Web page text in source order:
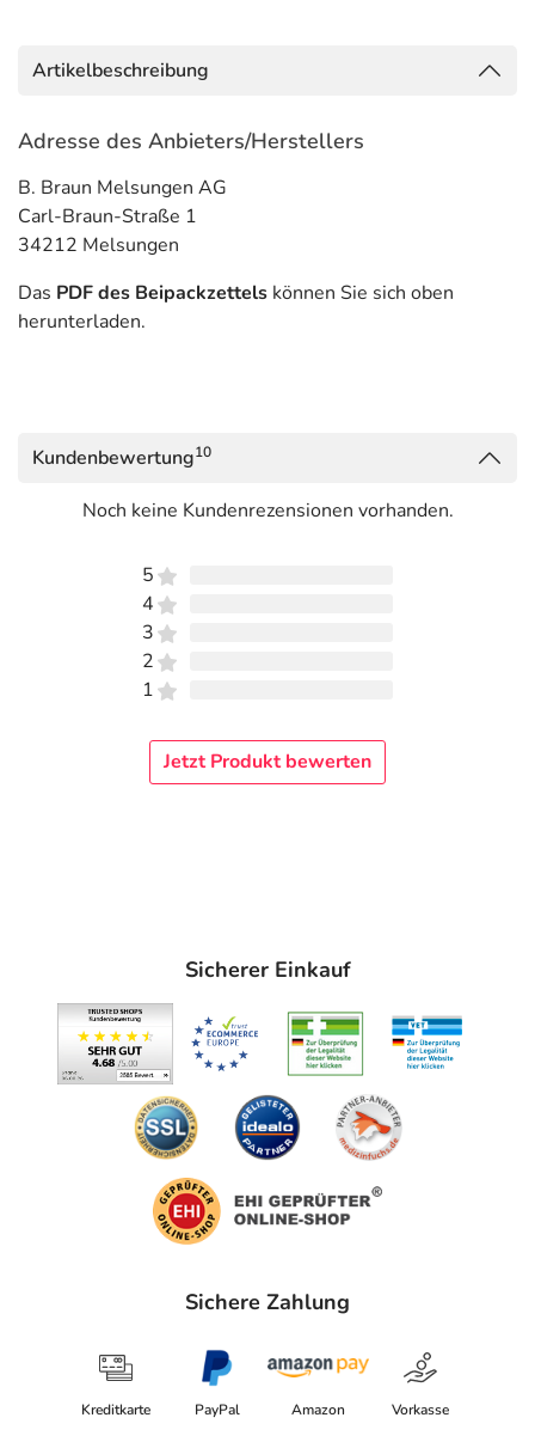
Artikelbeschreibung
Adresse des Anbieters/Herstellers
B. Braun Melsungen AG
Carl-Braun-Straße 1
34212 Melsungen
Das PDF des Beipackzettels können Sie sich oben
herunterladen.
Kundenbewertung10
Noch keine Kundenrezensionen vorhanden.
5
4
3
2
1
Jetzt Produkt bewerten
Sicherer Einkauf
Sichere Zahlung
Kreditkarte PayPal Amazon Vorkasse